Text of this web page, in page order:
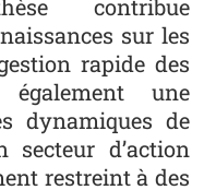
contribue
sur les
rapide des
une
dynamiques de
d’action
restreint à des